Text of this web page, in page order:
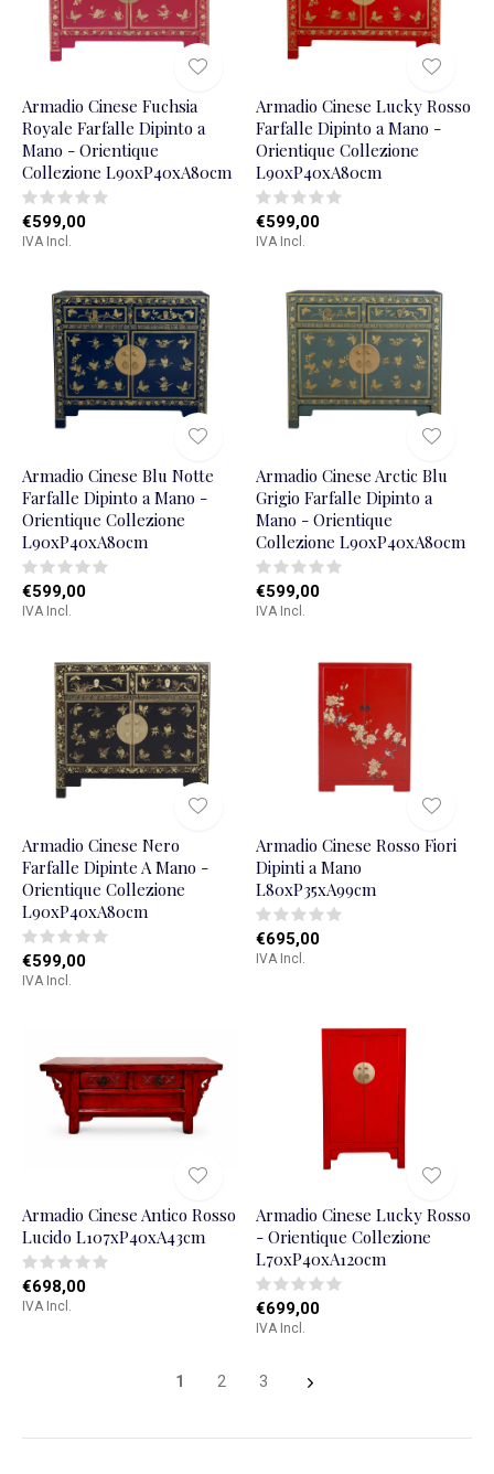
Armadio Cinese Fuchsia
Royale Farfalle Dipinto a
Mano - Orientique
Collezione L90xP40xA80cm
€599,00
IVA Incl.
Armadio Cinese Lucky Rosso
Farfalle Dipinto a Mano -
Orientique Collezione
L90xP40xA80cm
€599,00
IVA Incl.
Armadio Cinese Blu Notte
Farfalle Dipinto a Mano -
Orientique Collezione
L90xP40xA80cm
€599,00
IVA Incl.
Armadio Cinese Arctic Blu
Grigio Farfalle Dipinto a
Mano - Orientique
Collezione L90xP40xA80cm
€599,00
IVA Incl.
Armadio Cinese Nero
Farfalle Dipinte A Mano -
Orientique Collezione
L90xP40xA80cm
€599,00
IVA Incl.
Armadio Cinese Rosso Fiori
Dipinti a Mano
L80xP35xA99cm
€695,00
IVA Incl.
Armadio Cinese Antico Rosso
Lucido L107xP40xA43cm
€698,00
IVA Incl.
Armadio Cinese Lucky Rosso
- Orientique Collezione
L70xP40xA120cm
€699,00
IVA Incl.
1 2 3